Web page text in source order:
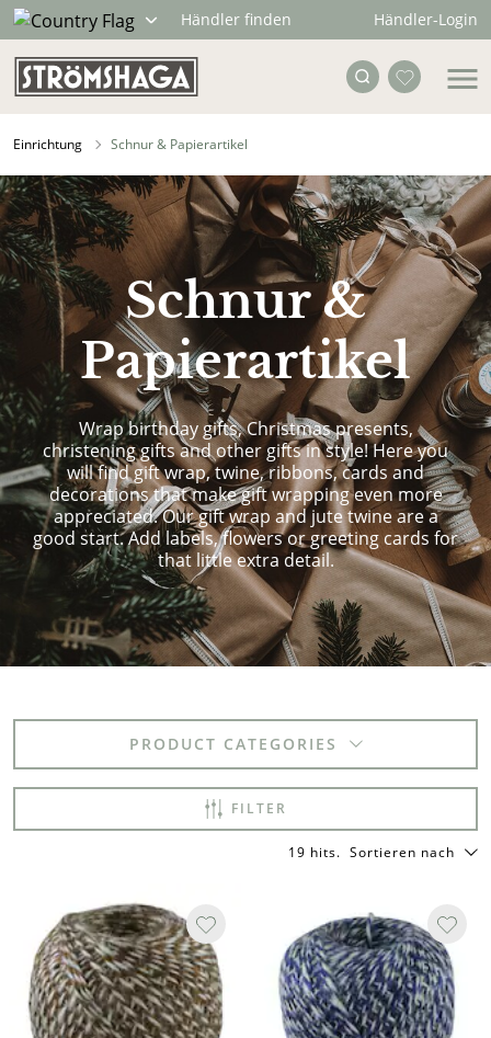
Händler finden Händler-Login
Einrichtung Schnur & Papierartikel
Schnur &
Papierartikel
Wrap birthday gifts, Christmas presents,
christening gifts and other gifts in style! Here you
will find gift wrap, twine, ribbons, cards and
decorations that make gift wrapping even more
appreciated. Our gift wrap and jute twine are a
good start. Add labels, flowers or greeting cards for
that little extra detail.
PRODUCT CATEGORIES
FILTER
19 hits. Sortieren nach